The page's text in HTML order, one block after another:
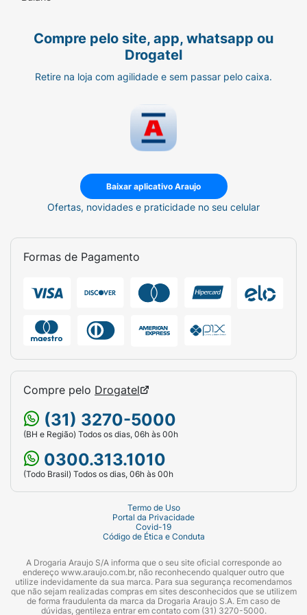
Compre pelo site, app, whatsapp ou
Drogatel
Retire na loja com agilidade e sem passar pelo caixa.
Baixar aplicativo Araujo
Ofertas, novidades e praticidade no seu celular
Formas de Pagamento
Compre pelo Drogatel
(31) 3270-5000
(BH e Região) Todos os dias, 06h às 00h
0300.313.1010
(Todo Brasil) Todos os dias, 06h às 00h
Termo de Uso
Portal da Privacidade
Covid-19
Código de Ética e Conduta
A Drogaria Araujo S/A informa que o seu site oficial corresponde ao
endereço www.araujo.com.br, não reconhecendo qualquer outro que
utilize indevidamente da sua marca. Para sua segurança recomendamos
que não sejam realizadas compras em sites desconhecidos que se utilizem
de forma fraudulenta da marca da Drogaria Araujo S.A. Em caso de
dúvidas, gentileza entrar em contato com (31) 3270-5000.